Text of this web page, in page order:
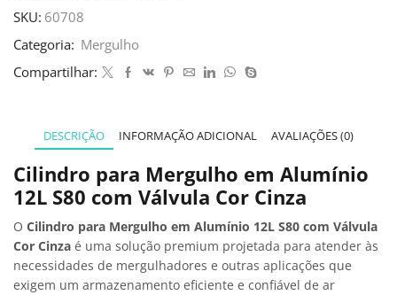
SKU: 60708
Categoria: Mergulho
Compartilhar:
DESCRIÇÃO INFORMAÇÃO ADICIONAL AVALIAÇÕES (0)
Cilindro para Mergulho em Alumínio
12L S80 com Válvula Cor Cinza
O Cilindro para Mergulho em Alumínio 12L S80 com Válvula
Cor Cinza é uma solução premium projetada para atender às
necessidades de mergulhadores e outras aplicações que
exigem um armazenamento eficiente e confiável de ar